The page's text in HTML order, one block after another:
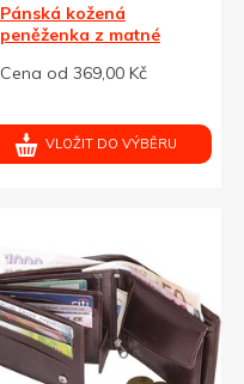
Pánská kožená
peněženka z matné
Cena od 369,00 Kč
VLOŽIT DO VÝBĚRU